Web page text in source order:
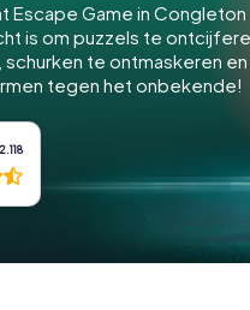
Escape Game in
is om puzzels te
te ontmaskeren en
tegen het onbekende!
2.118